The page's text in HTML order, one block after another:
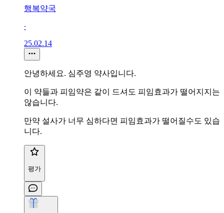
행복약국
∙
25.02.14
안녕하세요. 심주영 약사입니다.
이 약들과 피임약은 같이 드셔도 피임효과가 떨어지지는
않습니다.
만약 설사가 너무 심하다면 피임효과가 떨어질수도 있습
니다.
평가